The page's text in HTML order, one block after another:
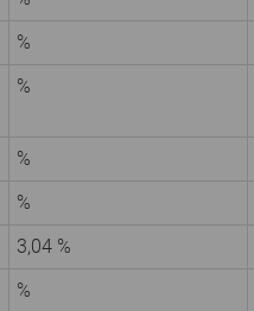
%
%
%
%
3,04 %
%